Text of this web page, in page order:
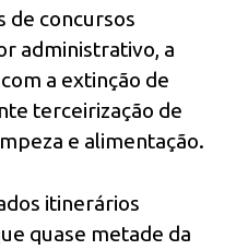
de concursos
administrativo, a
a extinção de
terceirização de
e alimentação.
itinerários
quase metade da